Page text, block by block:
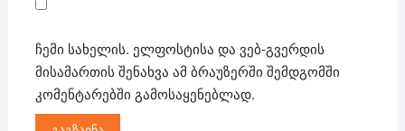
ჩემი სახელის. ელფოსტისა და ვებ-გვერდის
მისამართის შენახვა ამ ბრაუზერში შემდგომში
კომენტარებში გამოსაყენებლად.